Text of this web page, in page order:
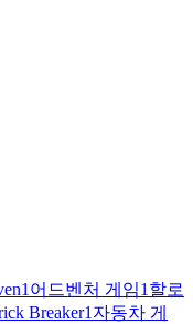
1 어드벤처 게임1 할로
Breaker1 자동차 게